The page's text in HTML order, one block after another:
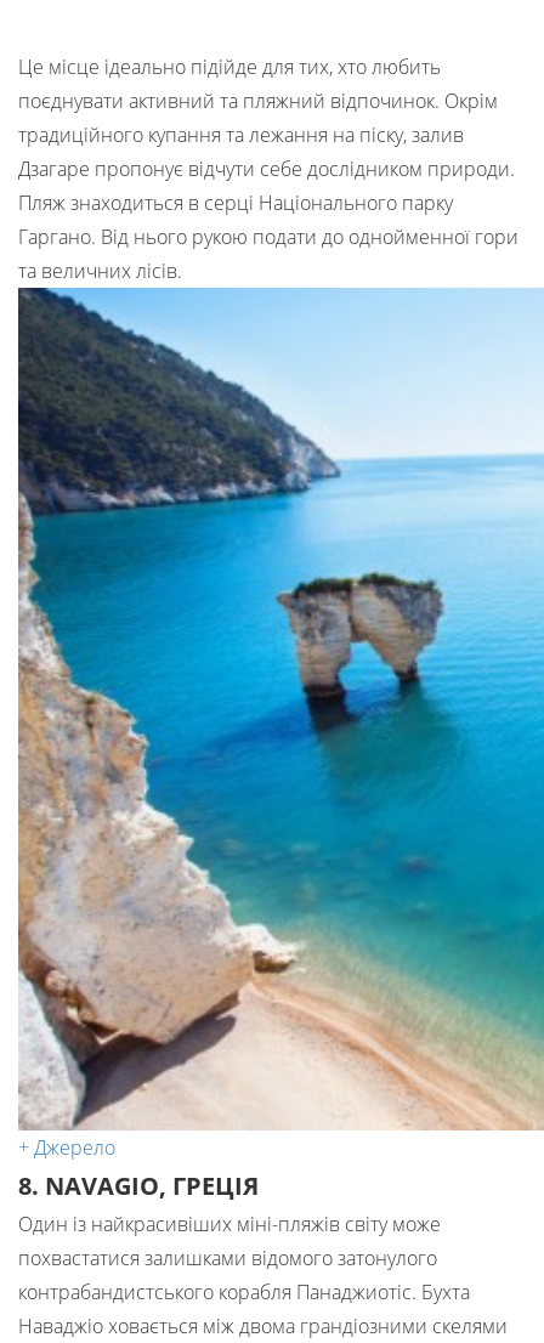
Це місце ідеально підійде для тих, хто любить
поєднувати активний та пляжний відпочинок. Окрім
традиційного купання та лежання на піску, залив
Дзагаре пропонує відчути себе дослідником природи.
Пляж знаходиться в серці Національного парку
Гаргано. Від нього рукою подати до однойменної гори
та величних лісів.
+ Джерело
8. NAVAGIO, ГРЕЦІЯ
Один із найкрасивіших міні-пляжів світу може
похвастатися залишками відомого затонулого
контрабандистського корабля Панаджиотіс. Бухта
Наваджіо ховається між двома грандіозними скелями